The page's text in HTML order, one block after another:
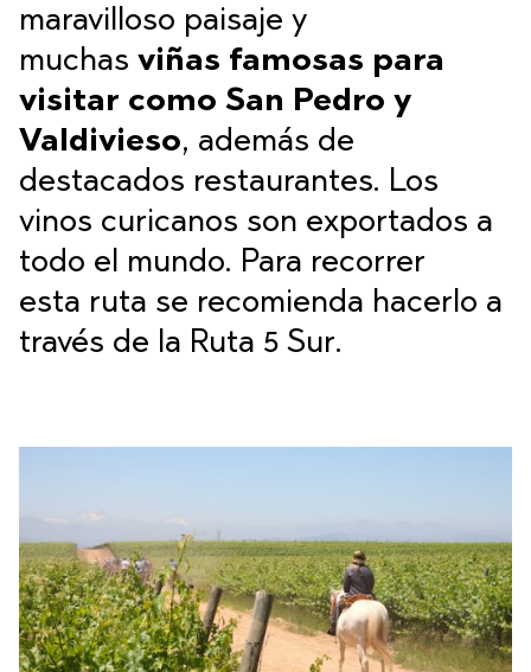
maravilloso paisaje y
muchas viñas famosas para
visitar como San Pedro y
Valdivieso, además de
destacados restaurantes. Los
vinos curicanos son exportados a
todo el mundo. Para recorrer
esta ruta se recomienda hacerlo a
través de la Ruta 5 Sur.